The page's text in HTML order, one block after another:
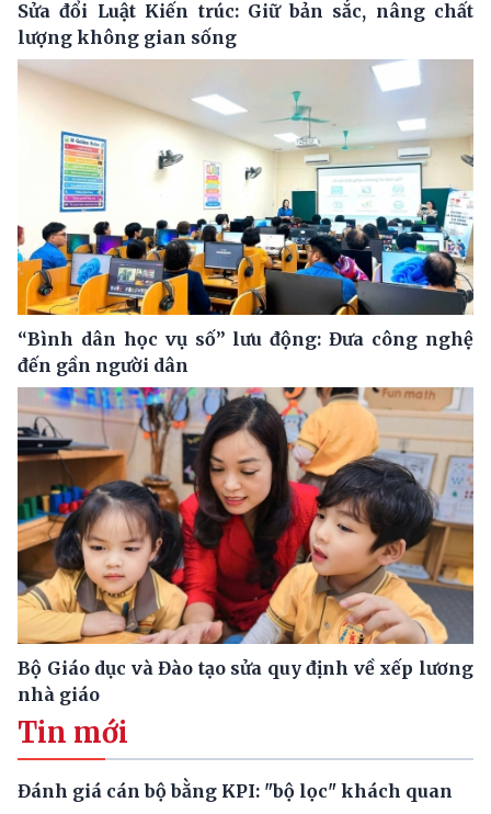
Sửa đổi Luật Kiến trúc: Giữ bản sắc, nâng chất
lượng không gian sống
“Bình dân học vụ số” lưu động: Đưa công nghệ
đến gần người dân
Bộ Giáo dục và Đào tạo sửa quy định về xếp lương
nhà giáo
Tin mới
Đánh giá cán bộ bằng KPI: "bộ lọc" khách quan